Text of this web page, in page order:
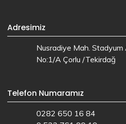
Adresimiz
Nusradiye Mah. Stadyum
No:1/A Çorlu /Tekirdağ
Telefon Numaramız
0282 650 16 84